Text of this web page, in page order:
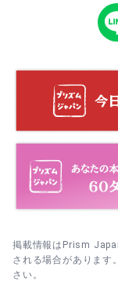
ぐりを朝の空気と
3. 月次の市や例
4. 撮影は静かに
から、周囲の参
掲載情報はPrism
される場合があります
さい。